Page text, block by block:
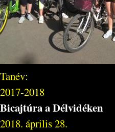
Tanév:
2017-2018
Bicajtúra a Délvidéken
2018. április 28.